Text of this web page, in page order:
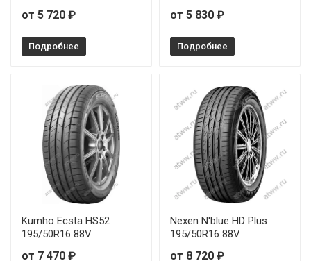
Firemax FM601 245/45R19 102W
Firemax FM601 245/50R18 104W
Firemax FM601 255/30R20 92W
Firemax FM601 255/35R18 94W
Firemax FM601 255/35R19 96W
Firemax FM601 255/35R20 97Y
от 5 720 ₽
Подробнее
от 5 830 ₽
Подробнее
Kumho Ecsta HS52
195/50R16 88V
от 7 470 ₽
Nexen N'blue HD Plus
195/50R16 88V
от 8 720 ₽